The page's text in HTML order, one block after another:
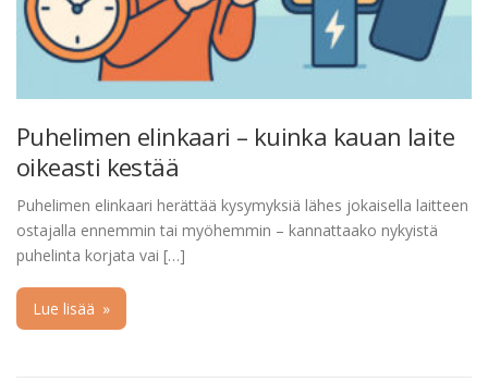
Puhelimen elinkaari – kuinka kauan laite
oikeasti kestää
Puhelimen elinkaari herättää kysymyksiä lähes jokaisella laitteen
ostajalla ennemmin tai myöhemmin – kannattaako nykyistä
puhelinta korjata vai […]
Lue lisää »